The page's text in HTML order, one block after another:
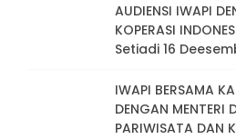
AUDIENSI IWAPI
KOPERASI
Setiadi 16
IWAPI BERSAMA
DENGAN MENTERI
PARIWISATA DAN